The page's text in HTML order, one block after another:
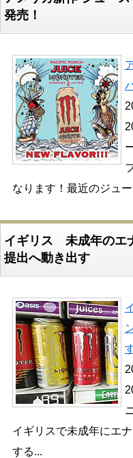
発売！
なります！最近のジュ
イギリス 未成年のエ
提出へ動き出す
イギリスで未成年にエ
する...